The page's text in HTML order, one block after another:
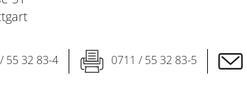
55 32 83-4 0711 / 55 32 83-5